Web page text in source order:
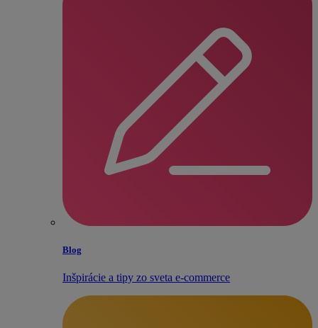
Blog
Inšpirácie a tipy zo sveta e‑commerce